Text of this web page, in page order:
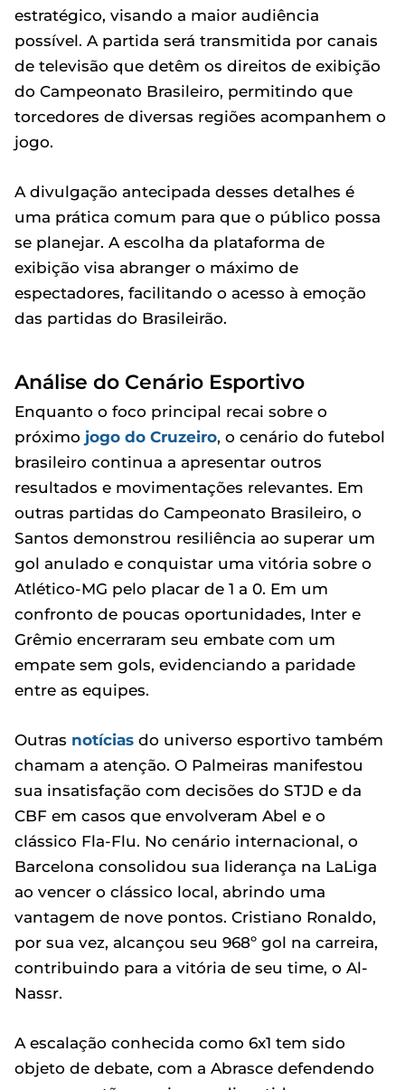
estratégico, visando a maior audiência
possível. A partida será transmitida por canais
de televisão que detêm os direitos de exibição
do Campeonato Brasileiro, permitindo que
torcedores de diversas regiões acompanhem o
jogo.
A divulgação antecipada desses detalhes é
uma prática comum para que o público possa
se planejar. A escolha da plataforma de
exibição visa abranger o máximo de
espectadores, facilitando o acesso à emoção
das partidas do Brasileirão.
Análise do Cenário Esportivo
Enquanto o foco principal recai sobre o
próximo jogo do Cruzeiro, o cenário do futebol
brasileiro continua a apresentar outros
resultados e movimentações relevantes. Em
outras partidas do Campeonato Brasileiro, o
Santos demonstrou resiliência ao superar um
gol anulado e conquistar uma vitória sobre o
Atlético-MG pelo placar de 1 a 0. Em um
confronto de poucas oportunidades, Inter e
Grêmio encerraram seu embate com um
empate sem gols, evidenciando a paridade
entre as equipes.
Outras notícias do universo esportivo também
chamam a atenção. O Palmeiras manifestou
sua insatisfação com decisões do STJD e da
CBF em casos que envolveram Abel e o
clássico Fla-Flu. No cenário internacional, o
Barcelona consolidou sua liderança na LaLiga
ao vencer o clássico local, abrindo uma
vantagem de nove pontos. Cristiano Ronaldo,
por sua vez, alcançou seu 968º gol na carreira,
contribuindo para a vitória de seu time, o Al-
Nassr.
A escalação conhecida como 6x1 tem sido
objeto de debate, com a Abrasce defendendo